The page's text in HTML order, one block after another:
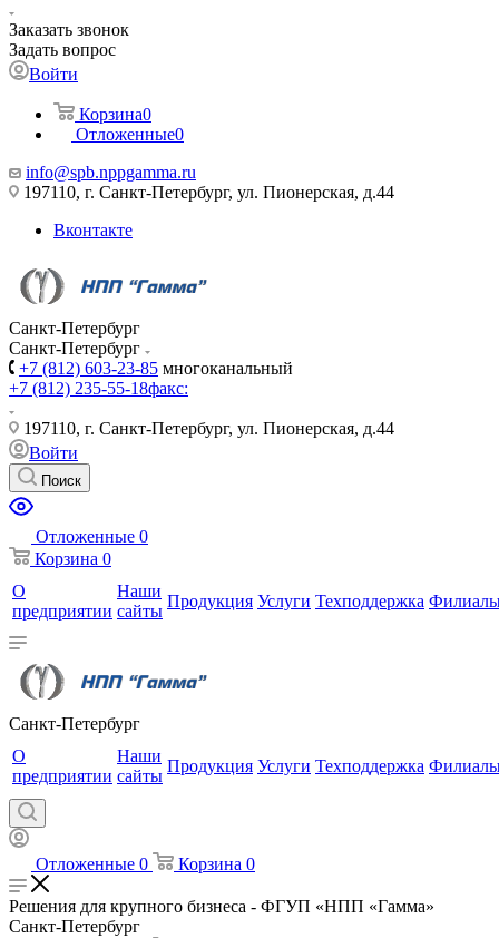
Заказать звонок
Задать вопрос
Войти
Корзина0
Отложенные0
info@spb.nppgamma.ru
197110, г. Санкт-Петербург, ул. Пионерская, д.44
Вконтакте
Санкт-Петербург
Санкт-Петербург
+7 (812) 603-23-85 многоканальный
+7 (812) 235-55-18факс:
197110, г. Санкт-Петербург, ул. Пионерская, д.44
Войти
Поиск
Отложенные 0
Корзина 0
О
предприятии
Наши
сайты
Продукция Услуги Техподдержка
Санкт-Петербург
О
предприятии
Наши
сайты
Продукция Услуги Техподдержка
Отложенные 0 Корзина 0
Решения для крупного бизнеса - ФГУП «НПП «Гамма»
Санкт-Петербург